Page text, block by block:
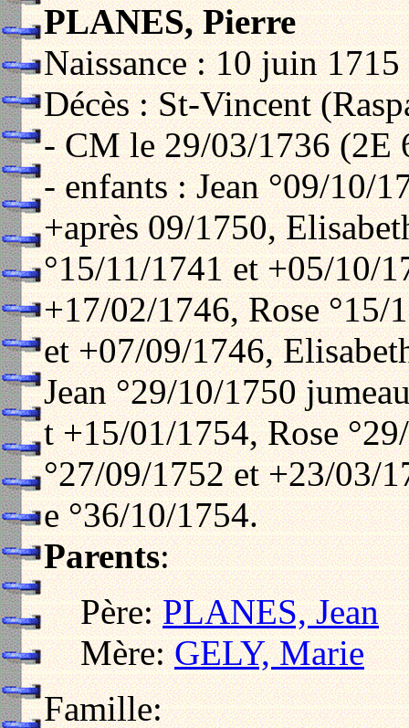
PLANES, Pierre
Naissance : 10 juin
Décès : St-Vincent
- CM le 29/03/1736 (2E
- enfants : Jean °09/10/
+après 09/1750,
°15/11/1741 et +05/10/
+17/02/1746, Rose °15/
et +07/09/1746,
Jean °29/10/1750
t +15/01/1754, Rose
°27/09/1752 et +23/03/
e °36/10/1754.
Parents:
Père:PLANES, Jean
Mère:GELY, Marie
Famille: